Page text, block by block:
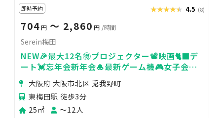
即時予約 ★★★★★
★★★★★ 4.5 (8)
704円〜 2,860 円 /時間
Serein梅田
NEW🎉最大12名🉐プロジェクター📽️映画🐈‍⬛デ
ート💓忘年会新年会🎍最新ゲーム機🎮女子会💗
Serein梅田
大阪府 大阪市北区 兎我野町
東梅田駅 徒歩3分
25㎡
〜12人